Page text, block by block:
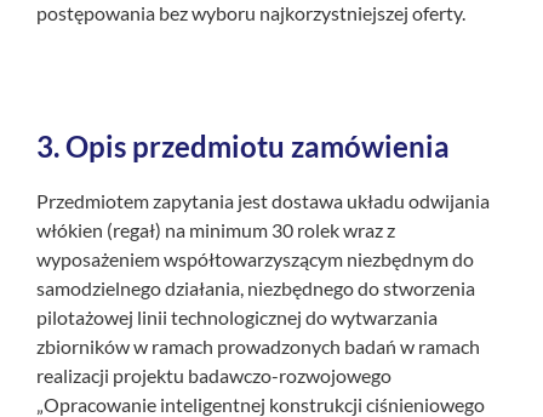
postępowania bez wyboru najkorzystniejszej oferty.
3.Opis przedmiotu zamówienia
Przedmiotem zapytania jest dostawa układu odwijania
włókien (regał) na minimum 30 rolek wraz z
wyposażeniem współtowarzyszącym niezbędnym do
samodzielnego działania, niezbędnego do stworzenia
pilotażowej linii technologicznej do wytwarzania
zbiorników w ramach prowadzonych badań w ramach
realizacji projektu badawczo-rozwojowego
„Opracowanie inteligentnej konstrukcji ciśnieniowego